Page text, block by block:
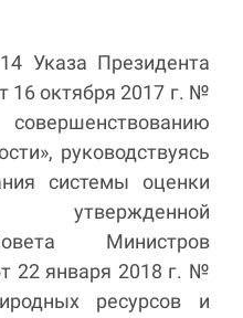
Указа Президента
16 октября 2017 г. №
руководствуясь
системы оценки
Министров
22 января 2018 г. №
ресурсов и